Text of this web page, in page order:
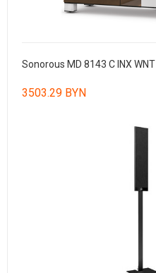
Sonorous MD 8143 C INX WNT
3503.29 BYN